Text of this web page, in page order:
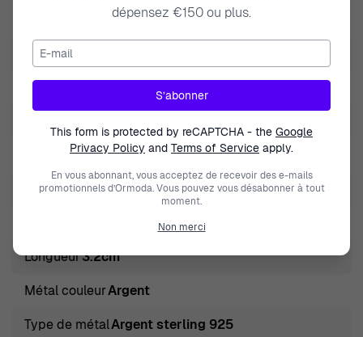
Orphelia
GenreFemmes
Fermeture
Couleur des pierresBleu
Type de pierresZirconium
Boucle d'oreille
Longueur3.2cm
Métal couleurArgent
Type de métalArgent sterling 925
dépensez €150 ou plus.
E-mail
S’abonner
This form is protected by reCAPTCHA - the Google
Privacy Policy and Terms of Service apply.
En vous abonnant, vous acceptez de recevoir des e-mails
promotionnels d’Ormoda. Vous pouvez vous désabonner à tout
moment.
Non merci